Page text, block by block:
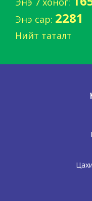
Энэ сар: 2281
Нийт таталт